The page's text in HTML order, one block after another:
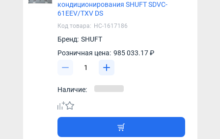
кондиционирования SHUFT SDVC-
61EEV/TXV DS
Код товара: НС-1617186
Бренд: SHUFT
Розничная цена: 985 033.17 ₽
Наличие: